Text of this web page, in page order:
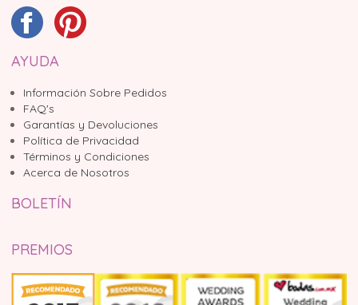
AYUDA
Información Sobre Pedidos
FAQ's
Garantías y Devoluciones
Política de Privacidad
Términos y Condiciones
Acerca de Nosotros
BOLETÍN
PREMIOS